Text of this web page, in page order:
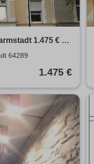
1.475 € 93
64289
1.475 €